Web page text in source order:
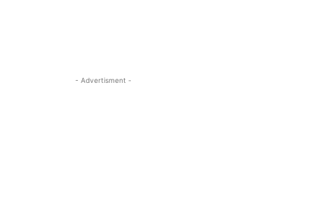
- Advertisment -